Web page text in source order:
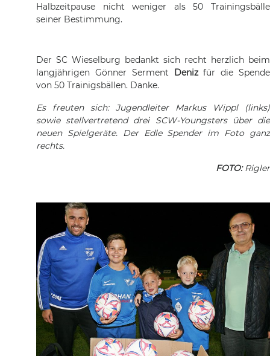
Halbzeitpause nicht weniger als 50 Trainingsbälle
seiner Bestimmung.
Der SC Wieselburg bedankt sich recht herzlich beim
langjährigen Gönner Serment Deniz für die Spende
von 50 Trainigsbällen. Danke.
Es freuten sich: Jugendleiter Markus Wippl (links)
sowie stellvertretend drei SCW-Youngsters über die
neuen Spielgeräte. Der Edle Spender im Foto ganz
rechts.
FOTO:Rigler